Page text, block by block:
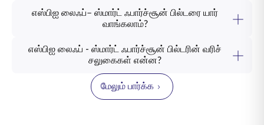
அது உங்களுக்கு எவ்வாறு உதவும் என்பதை அறியவும், இன்றே
எங்கள் நிபுணர்களைத் தொடர்பு கொள்ளவும்.
செல்வத்தை வளர்க்க உதவும் வகையில் வடிவமைக்கப்பட்ட
பல்வேறு அம்சங்களை வழங்குகிறது, மேலும் திட்டத்தின்
நீண்டகால நன்மைகளை ஆதரிக்கும் பல கட்டணங்களும் இதில்
பிரீமியம் ஒதுக்கீட்டுக் கட்டணங்கள்: இவை ஆரம்ப
பாலிசி ஆண்டுகளில் பொருந்தும் மற்றும் நீங்கள்
வலுவாகத் தொடங்க உதவும் வகையில்
கட்டமைக்கப்பட்டுள்ளன.
எஸ்பிஐ லைஃப்– ஸ்மார்ட் ஃபார்ச்சூன் பில்டரை யார்
வாங்கலாம்?
செல்வ உருவாக்கம் ஆகியவை இணைந்து செல்ல விரும்பும்
எவருக்கும் ஏற்றது. காலப்போக்கில் செல்வத்தை உருவாக்க
விரும்பும் நீண்ட கால முதலீட்டாளர்களுக்கு,
ஸ்மார்ட் ஃபார்ச்சூன் பில்டர்சிறந்த வாய்ப்பை வழங்குகிறது, இது
12 மாறுபட்ட நிதிகளைத் தேர்வுசெய்து, உங்கள் முதலீடுகளை
உங்கள் ஆபத்து விருப்பத்தேர்வு மற்றும் நிதி நோக்கங்களுடன்
எஸ்பிஐ லைஃப் - ஸ்மார்ட் ஃபார்ச்சூன் பில்டரின் வரிச்
சலுகைகள் என்ன?
செலுத்தப்படும் பிரீமியங்கள், வருமான வரிச் சட்டம், 1961 இன்
பிரிவு 80C இன் கீழ் ஆண்டுக்கு ₹1.5 லட்சம் வரை விலக்கு பெறத்
தகுதி பெறுகின்றன. இந்தத் திட்டத்தின் முதிர்வு வருமானம்,
மேலும் பார்க்க